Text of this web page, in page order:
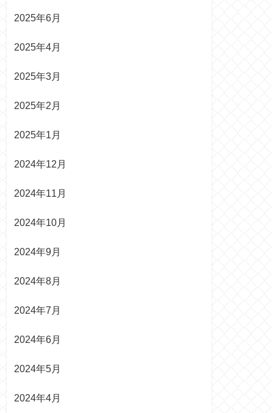
2025年6月
2025年4月
2025年3月
2025年2月
2025年1月
2024年12月
2024年11月
2024年10月
2024年9月
2024年8月
2024年7月
2024年6月
2024年5月
2024年4月